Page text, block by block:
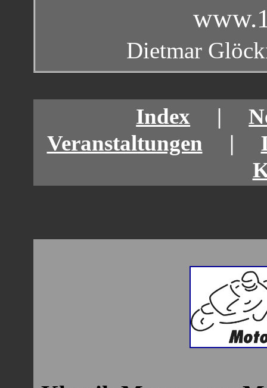
Dietmar
Index |
Veranstaltungen |